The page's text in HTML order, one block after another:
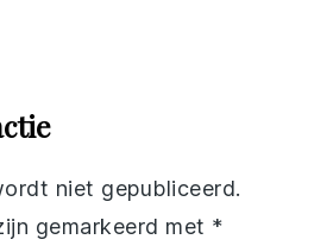
niet gepubliceerd.
gemarkeerd met *